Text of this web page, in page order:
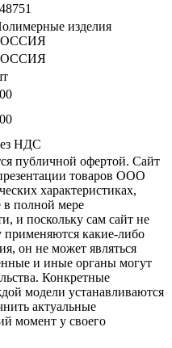
изделия
НДС
публичной офертой. Сайт
товаров ООО
характеристиках,
в полной мере
и поскольку сам сайт не
применяются какие-либо
он не может являться
и иные органы могут
Конкретные
модели устанавливаются
актуальные
момент у своего